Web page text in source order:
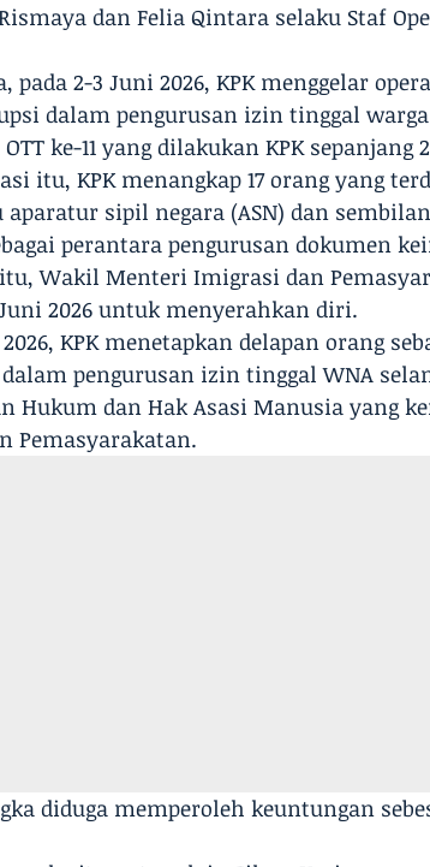
dan Felia Qintara selaku Staf
pada 2-3 Juni 2026, KPK menggelar
dalam pengurusan izin tinggal
ke-11 yang dilakukan KPK sepanjang
itu, KPK menangkap 17 orang yang
aparatur sipil negara (ASN) dan
perantara pengurusan dokumen
Wakil Menteri Imigrasi dan
Juni 2026 untuk menyerahkan diri.
KPK menetapkan delapan orang
pengurusan izin tinggal WNA
Hukum dan Hak Asasi Manusia yang
Pemasyarakatan.
diduga memperoleh keuntungan